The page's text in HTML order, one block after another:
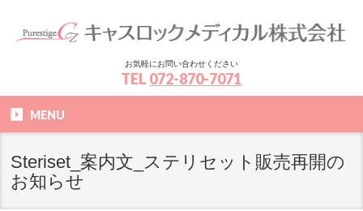
お気軽にお問い合わせください
TEL 072-870-7071
MENU
Steriset_案内文_ステリセット販売再開の
お知らせ